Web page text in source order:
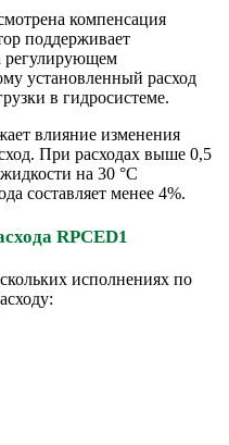
компенсация
поддерживает
регулирующем
установленный расход
в гидросистеме.
влияние изменения
При расходах выше 0,5
на 30 °C
составляет менее 4%.
RPCED1
исполнениях по